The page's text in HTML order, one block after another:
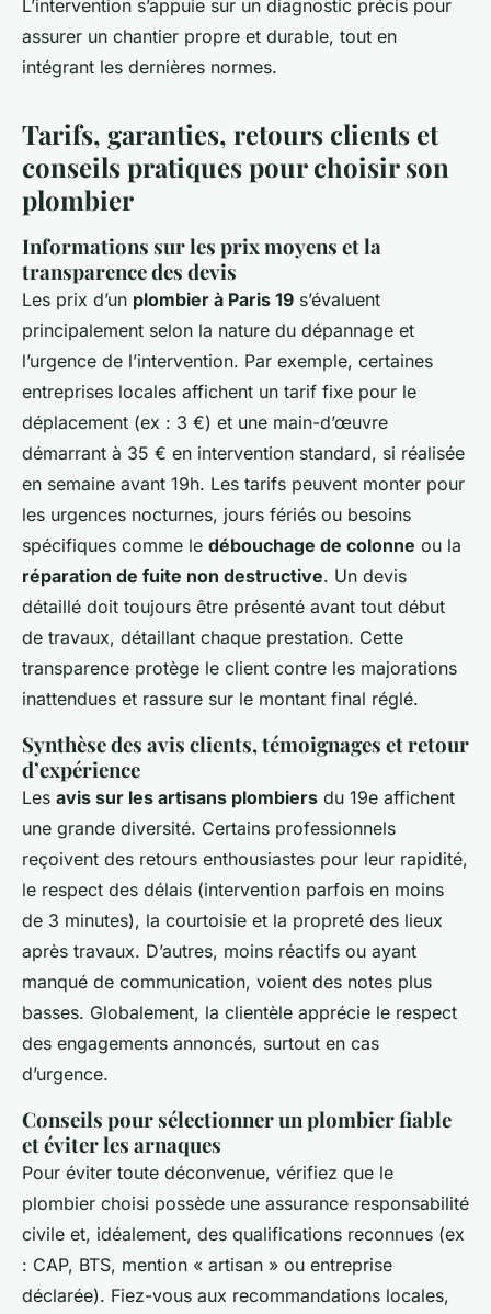
L’intervention s’appuie sur un diagnostic précis pour
assurer un chantier propre et durable, tout en
intégrant les dernières normes.
Tarifs, garanties, retours clients et
conseils pratiques pour choisir son
plombier
Informations sur les prix moyens et la
transparence des devis
Les prix d’un plombier à Paris 19 s’évaluent
principalement selon la nature du dépannage et
l’urgence de l’intervention. Par exemple, certaines
entreprises locales affichent un tarif fixe pour le
déplacement (ex : 3 €) et une main-d’œuvre
démarrant à 35 € en intervention standard, si réalisée
en semaine avant 19h. Les tarifs peuvent monter pour
les urgences nocturnes, jours fériés ou besoins
spécifiques comme le débouchage de colonne ou la
réparation de fuite non destructive. Un devis
détaillé doit toujours être présenté avant tout début
de travaux, détaillant chaque prestation. Cette
transparence protège le client contre les majorations
inattendues et rassure sur le montant final réglé.
Synthèse des avis clients, témoignages et retour
d’expérience
Les avis sur les artisans plombiers du 19e affichent
une grande diversité. Certains professionnels
reçoivent des retours enthousiastes pour leur rapidité,
le respect des délais (intervention parfois en moins
de 3 minutes), la courtoisie et la propreté des lieux
après travaux. D’autres, moins réactifs ou ayant
manqué de communication, voient des notes plus
basses. Globalement, la clientèle apprécie le respect
des engagements annoncés, surtout en cas
d’urgence.
Conseils pour sélectionner un plombier fiable
et éviter les arnaques
Pour éviter toute déconvenue, vérifiez que le
plombier choisi possède une assurance responsabilité
civile et, idéalement, des qualifications reconnues (ex
: CAP, BTS, mention « artisan » ou entreprise
déclarée). Fiez-vous aux recommandations locales,